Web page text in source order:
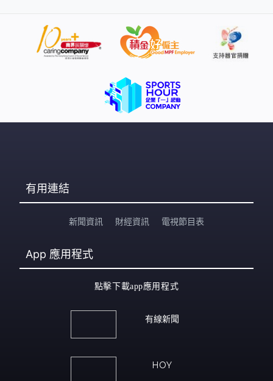
受！」、「3人最少都派290呎吧？又舊又小，骨中骨，我
無法理解！」 網民：仲想點 她又稱寧願付較高租金換取更
崩潰」、「260呎3人想要間2間房真的太難了，有290呎
我肯定要了」、「連屋邨辦事處都說確實小了點，問我要
不要過去看一下」。 網民看到帖文後隨即熱議，有人認同
事主獲派單位面積太小，建議她等第二派樓；有人讚「彩
有用連結
新聞資訊 財經資訊 電視節目表
App 應用程式
點擊下載app應用程式
有線新聞
HOY